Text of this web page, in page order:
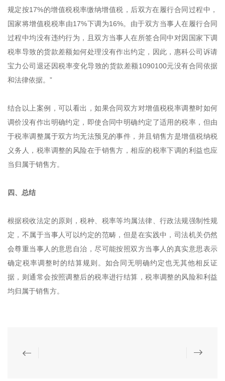
规定按17%的增值税税率缴纳增值税，后双方在履行合同过程中，
国家将增值税税率由17%下调为16%。由于双方当事人在履行合同
过程中均没有违约行为，且双方当事人在所签合同中对因国家下调
税率导致的货款差额如何处理没有作出约定，因此，惠科公司诉请
宝力公司退还因税率变化导致的货款差额1090100元没有合同依据
和法律依据。”
结合以上案例，可以看出，如果合同双方对增值税税率调整时如何
调价没有作出明确约定，即使合同中明确约定了适用的税率，但由
于税率调整属于双方均无法预见的事件，并且销售方是增值税纳税
义务人，税率调整的风险在于销售方，相应的税率下调的利益也应
当归属于销售方。
四、总结
根据税收法定的原则，税种、税率等均属法律、行政法规强制性规
定，不属于当事人可以约定的范畴，但是在实践中，司法机关仍然
会尊重当事人的意思自治，尽可能按照双方当事人的真实意思表示
确定税率调整时的结算规则。如合同无明确约定也无其他相反证
据，则通常会按照调整后的税率进行结算，税率调整的风险和利益
均归属于销售方。